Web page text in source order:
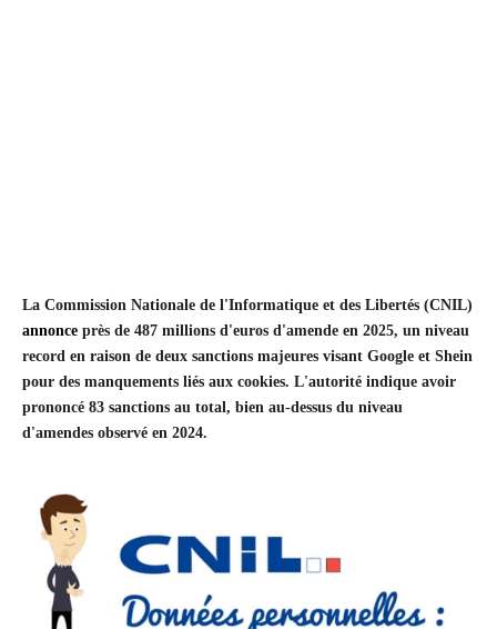
La Commission Nationale de l'Informatique et des Libertés (CNIL)
annonce près de 487 millions d'euros d'amende en 2025, un niveau
record en raison de deux sanctions majeures visant Google et Shein
pour des manquements liés aux cookies. L'autorité indique avoir
prononcé 83 sanctions au total, bien au-dessus du niveau
d'amendes observé en 2024.